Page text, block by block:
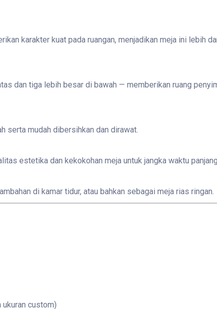
karakter kuat pada ruangan, menjadikan meja ini lebih
dan tiga lebih besar di bawah — memberikan ruang
serta mudah dibersihkan dan dirawat.
estetika dan kekokohan meja untuk jangka waktu
di kamar tidur, atau bahkan sebagai meja rias ringan.
custom)